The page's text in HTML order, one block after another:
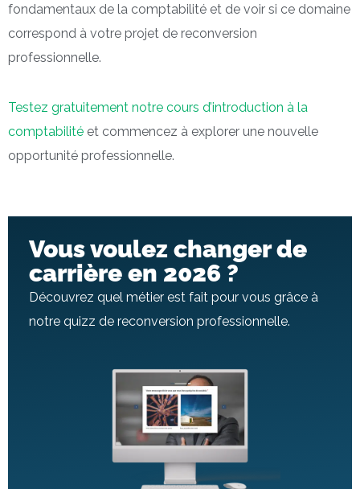
Vous voulez changer de
carrière en 2026 ?
Découvrez quel métier est fait pour vous grâce à
notre quizz de reconversion professionnelle.
fondamentaux de la comptabilité et de voir si ce domaine
correspond à votre projet de reconversion
professionnelle.
Testez gratuitement notre cours d’introduction à la
comptabilité et commencez à explorer une nouvelle
opportunité professionnelle.